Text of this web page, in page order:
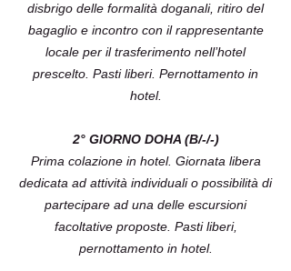
disbrigo delle formalità doganali, ritiro del
bagaglio e incontro con il rappresentante
locale per il trasferimento nell’hotel
prescelto. Pasti liberi. Pernottamento in
hotel.
2° GIORNO DOHA (B/-/-)
Prima colazione in hotel. Giornata libera
dedicata ad attività individuali o possibilità di
partecipare ad una delle escursioni
facoltative proposte. Pasti liberi,
pernottamento in hotel.